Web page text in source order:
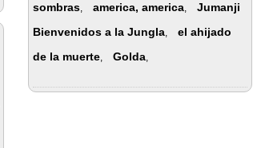
sombras, america, america,
Jumanji
Bienvenidos a la Jungla,
el ahijado
de la muerte, Golda,